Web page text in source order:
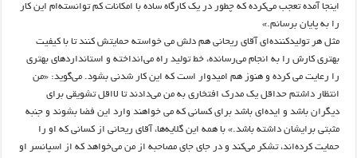
اینجا آمده تعجب می‌کرده که چطور در یک کارگاه ساده با امکانات کم توانسته‌ام این کار
را به پایان برسانم.»
مثل هر تولیدکننده‌ای آقای ریحانی هم دلش می خواسته حمایتش کنند تا با کیفیت
بهتری کارش را به انجام می‌رسانده، خط تولید راه می‌انداخته و استانداردهای بهتری
را رعایت می کرده و هنوز هم امیدوار است که این کار شدنی بشود. می‌گوید: «من
انتظار داشتم حداقل یک مدرک افتخاری به من می‌دادند تا لااقل تشویقی برای
دیگران باشد و ایده‌ای باشد برای کسانی که می خواهند وارد این فضا بشوند و جنبه
مثبتی برایشان داشته باشد.» با همه این گلایه‌ها، آقای ریحانی از کسانی که او را
حمایت کرده‌اند، تشکر می‌کند و در جای جای مصاحبه از من می‌خواهد که از اسپانسر او